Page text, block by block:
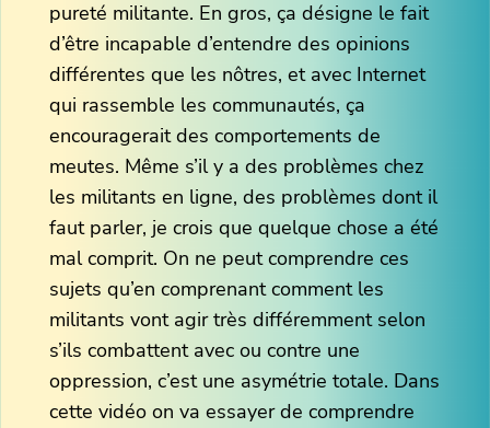
pureté militante. En gros, ça désigne le fait
d’être incapable d’entendre des opinions
différentes que les nôtres, et avec Internet
qui rassemble les communautés, ça
encouragerait des comportements de
meutes. Même s’il y a des problèmes chez
les militants en ligne, des problèmes dont il
faut parler, je crois que quelque chose a été
mal comprit. On ne peut comprendre ces
sujets qu’en comprenant comment les
militants vont agir très différemment selon
s’ils combattent avec ou contre une
oppression, c’est une asymétrie totale. Dans
cette vidéo on va essayer de comprendre